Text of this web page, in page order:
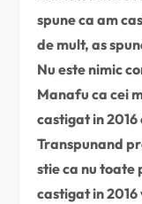
spune ca am
de mult, as
Nu este nimic
Manafu ca cei
castigat in
Transpunand
stie ca nu toate
castigat in